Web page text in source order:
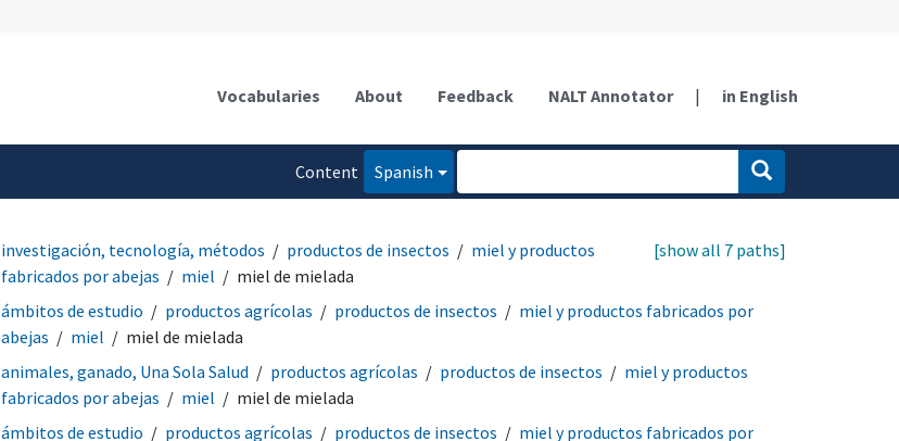
Vocabularies About Feedback NALT Annotator | in English
Content
Spanish
investigación, tecnología, métodos productos de insectos
miel y productos
fabricados por abejas
miel miel de mielada
[show all 7 paths]
ámbitos de estudio productos agrícolas productos de insectos
miel y productos fabricados por
abejas
miel
miel de mielada
animales, ganado, Una Sola Salud
productos agrícolas productos de insectos
miel y productos
fabricados por abejas
miel
miel de mielada
ámbitos de estudio
productos agrícolas productos de insectos
miel y productos fabricados por